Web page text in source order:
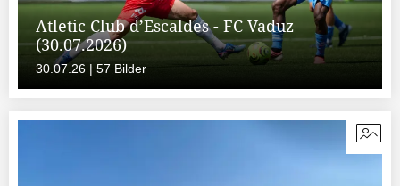
Atletic Club d’Escaldes - FC Vaduz
(30.07.2026)
30.07.26 | 57 Bilder